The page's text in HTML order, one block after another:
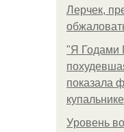
Лерчек,
"Я Годами
показала
Уpoвень